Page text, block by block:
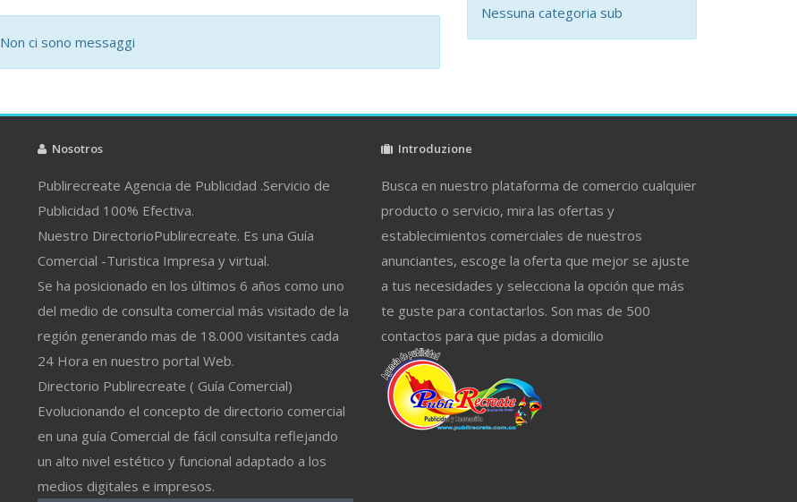
Non ci sono messaggi
Nessuna categoria sub
Nosotros
Publirecreate Agencia de Publicidad .Servicio de
Publicidad 100% Efectiva.
Nuestro DirectorioPublirecreate. Es una Guía
Comercial -Turistica Impresa y virtual.
Se ha posicionado en los últimos 6 años como uno
del medio de consulta comercial más visitado de la
región generando mas de 18.000 visitantes cada
24 Hora en nuestro portal Web.
Directorio Publirecreate ( Guía Comercial)
Evolucionando el concepto de directorio comercial
en una guía Comercial de fácil consulta reflejando
un alto nivel estético y funcional adaptado a los
medios digitales e impresos.
Introduzione
Busca en nuestro plataforma de comercio cualquier
producto o servicio, mira las ofertas y
establecimientos comerciales de nuestros
anunciantes, escoge la oferta que mejor se ajuste
a tus necesidades y selecciona la opción que más
te guste para contactarlos. Son mas de 500
contactos para que pidas a domicilio